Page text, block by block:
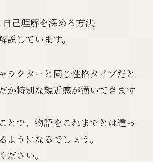
己理解を深める方法
説しています。
ラクターと同じ性格タイプだと
か特別な親近感が湧いてきます
とで、物語をこれまでとは違っ
ようになるでしょう。
ださい。